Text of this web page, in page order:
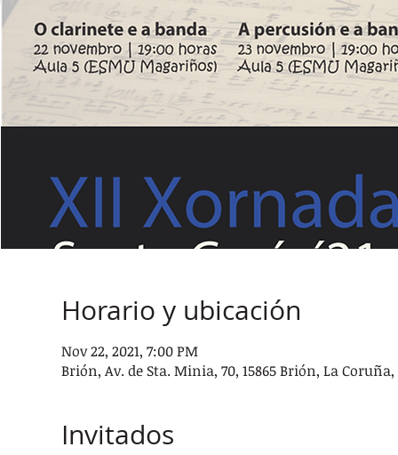
Horario y ubicación
Nov 22, 2021, 7:00 PM
Brión, Av. de Sta. Minia, 70, 15865 Brión, La
Invitados